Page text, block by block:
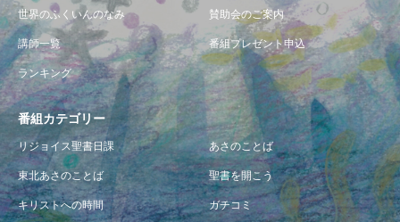
世界のふくいんのなみ 賛助会のご案内
講師一覧 番組プレゼント申込
ランキング
番組カテゴリー
リジョイス聖書日課 あさのことば
東北あさのことば 聖書を開こう
キリストへの時間 ガチコミ